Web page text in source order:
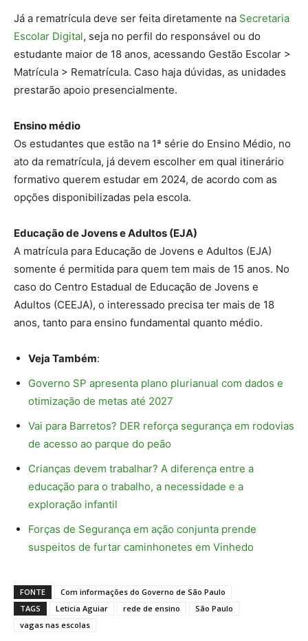
Já a rematrícula deve ser feita diretamente na Secretaria
Escolar Digital, seja no perfil do responsável ou do
estudante maior de 18 anos, acessando Gestão Escolar >
Matrícula > Rematrícula. Caso haja dúvidas, as unidades
prestarão apoio presencialmente.
Ensino médio
Os estudantes que estão na 1ª série do Ensino Médio, no
ato da rematrícula, já devem escolher em qual itinerário
formativo querem estudar em 2024, de acordo com as
opções disponibilizadas pela escola.
Educação de Jovens e Adultos (EJA)
A matrícula para Educação de Jovens e Adultos (EJA)
somente é permitida para quem tem mais de 15 anos. No
caso do Centro Estadual de Educação de Jovens e
Adultos (CEEJA), o interessado precisa ter mais de 18
anos, tanto para ensino fundamental quanto médio.
Veja Também:
Governo SP apresenta plano plurianual com dados e
otimização de metas até 2027
Vai para Barretos? DER reforça segurança em rodovias
de acesso ao parque do peão
Crianças devem trabalhar? A diferença entre a
educação para o trabalho, a necessidade e a
exploração infantil
Forças de Segurança em ação conjunta prende
suspeitos de furtar caminhonetes em Vinhedo
FONTE
Com informações do Governo de São Paulo
TAGS
Leticia Aguiar rede de ensino
São Paulo
vagas nas escolas